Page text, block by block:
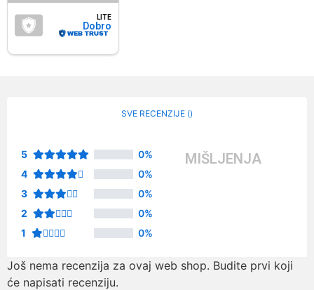
LITE
Dobro
SVE RECENZIJE ()
5
0%
4
0%
3
0%
2
0%
1
0%
MIŠLJENJA
Još nema recenzija za ovaj web shop. Budite prvi koji
će napisati recenziju.